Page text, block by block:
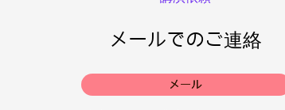
メールでのご連絡
メール